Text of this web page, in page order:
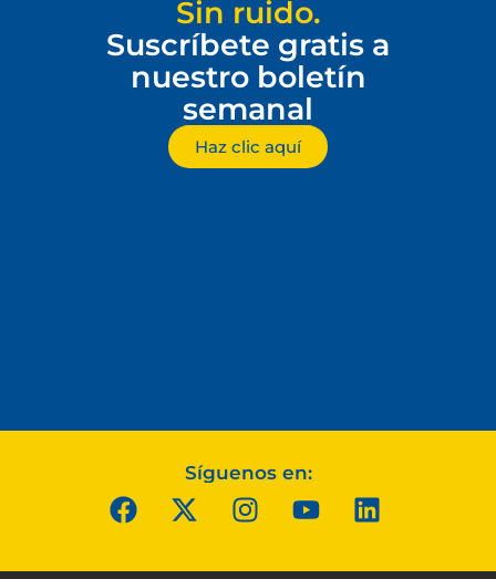
Sin ruido.
Suscríbete gratis a
nuestro boletín
semanal
Haz clic aquí
Síguenos en: